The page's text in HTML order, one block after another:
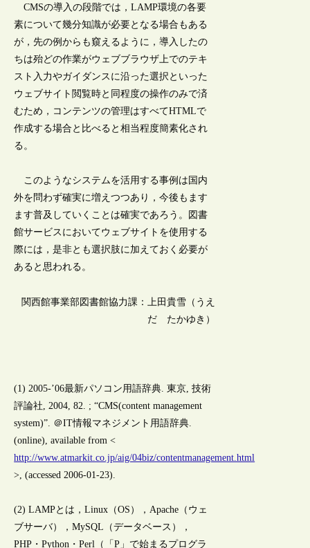
CMSの導入の段階では，LAMP環境の各要
素について幾分知識が必要となる場合もある
が，先の例からも窺えるように，導入したの
ちは殆どの作業がウェブブラウザ上でのテキ
スト入力やガイダンスに沿った選択といった
ウェブサイト閲覧時と同程度の操作のみで済
むため，コンテンツの管理はすべてHTMLで
作成する場合と比べると相当程度簡素化され
る。
このようなシステムを活用する事例は国内
外を問わず確実に増えつつあり，今後もます
ます普及していくことは確実であろう。図書
館サービスにおいてウェブサイトを使用する
際には，是非とも選択肢に加えておく必要が
あると思われる。
関西館事業部図書館協力課：上田貴雪（うえ
だ たかゆき）
(1) 2005-’06最新パソコン用語辞典. 東京, 技術
評論社, 2004, 82. ; “CMS(content management
system)”. ＠IT情報マネジメント用語辞典.
(online), available from <
http://www.atmarkit.co.jp/aig/04biz/contentmanagement.html
>, (accessed 2006-01-23).
(2) LAMPとは，Linux（OS），Apache（ウェ
ブサーバ），MySQL（データベース），
PHP・Python・Perl（「P」で始まるプログラ